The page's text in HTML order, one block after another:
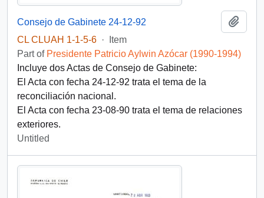
Consejo de Gabinete 24-12-92
CL CLUAH 1-1-5-6 ·
Item
Part of Presidente Patricio Aylwin Azócar (1990-1994)
Incluye dos Actas de Consejo de Gabinete:
El Acta con fecha 24-12-92 trata el tema de la
reconciliación nacional.
El Acta con fecha 23-08-90 trata el tema de relaciones
exteriores.
Untitled